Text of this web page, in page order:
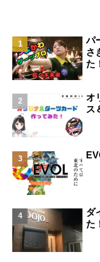
パ
さ
た
オ
ス
ダ
た